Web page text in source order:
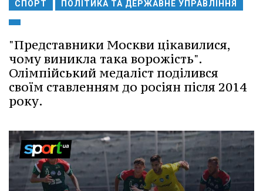
СПОРТ ПОЛІТИКА ТА ДЕРЖАВНЕ УПРАВЛІННЯ
"Представники Москви цікавилися,
чому виникла така ворожість".
Олімпійський медаліст поділився
своїм ставленням до росіян після 2014
року.